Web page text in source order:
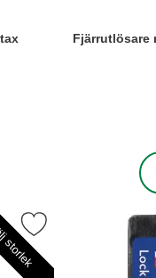
5
för Pentax
Fjärrutlösare
,
SDHC SC10 som